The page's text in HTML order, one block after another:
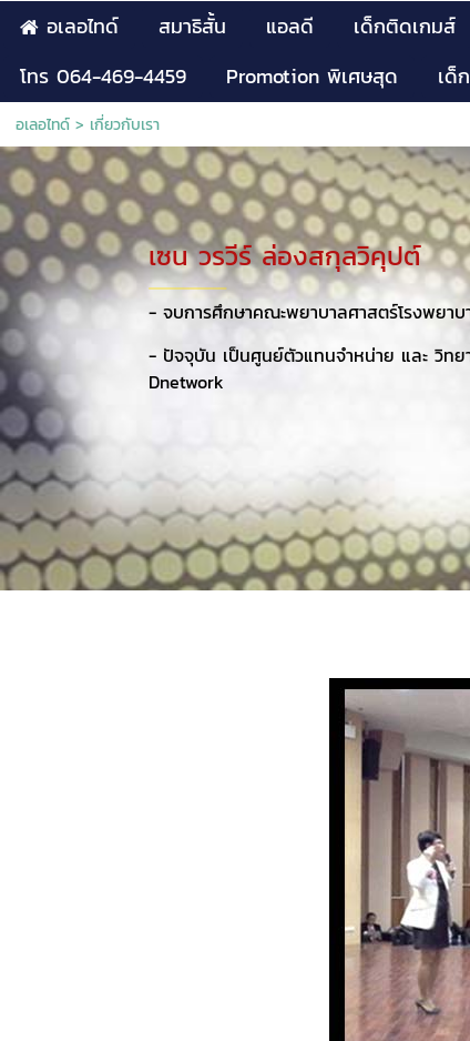
อเลอไทด์ สมาธิสั้น แอลดี เด็กติดเกมส์
โทร 064-469-4459
Promotion พิเศษสุด เด็
อเลอไทด์> เกี่ยวกับเรา
เซน วรวีร์ ล่องสกุลวิคุปต์
- จบการศึกษาคณะพยาบาลศาสตร์โรงพยาบ
- ปัจจุบัน เป็นศูนย์ตัวแทนจำหน่าย และ วิทย
Dnetwork